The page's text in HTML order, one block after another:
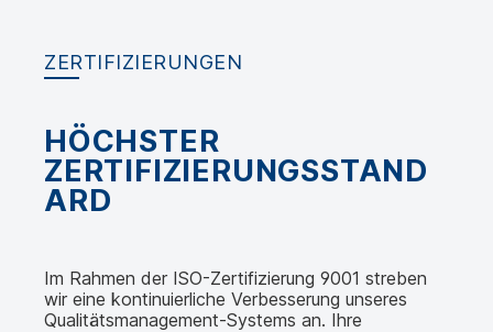
ZERTIFIZIERUNGEN
HÖCHSTER
ZERTIFIZIERUNGSSTAND
ARD
Im Rahmen der ISO-Zertifizierung 9001 streben
wir eine kontinuierliche Verbesserung unseres
Qualitätsmanagement-Systems an. Ihre